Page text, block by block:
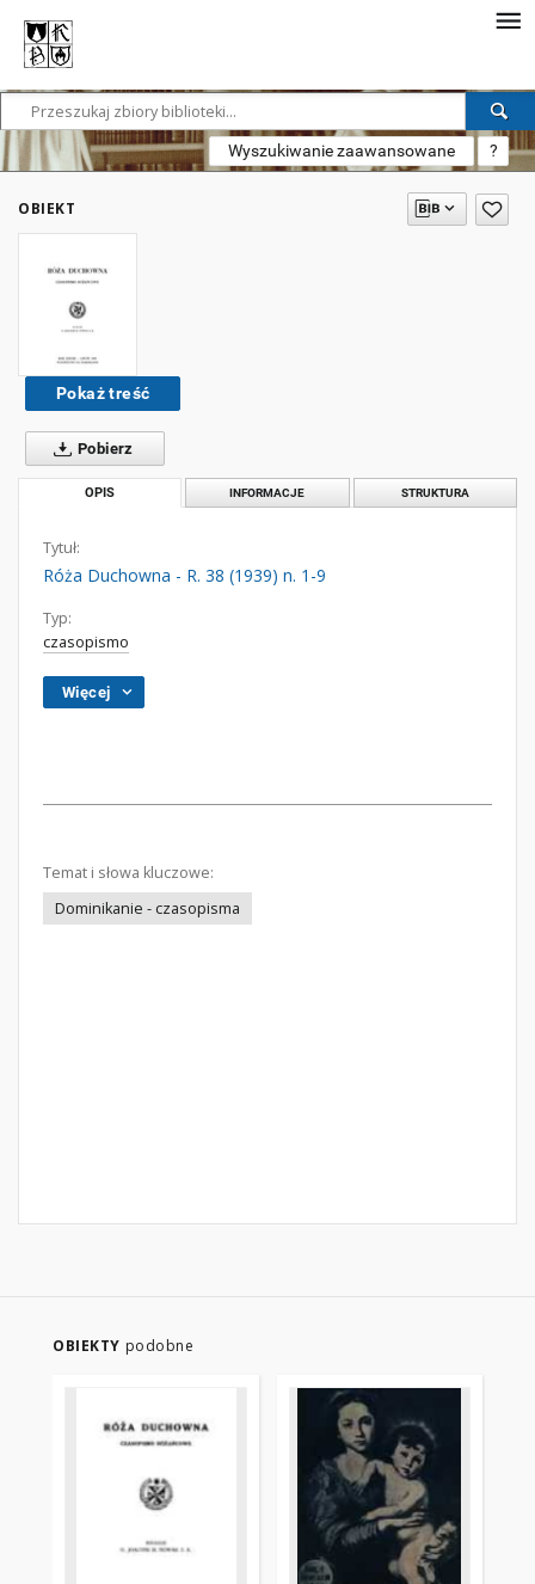
Wyszukiwanie zaawansowane ?
OBIEKT
Pokaż treść
Pobierz
OPIS INFORMACJE STRUKTURA
Tytuł:
Róża Duchowna - R. 38 (1939) n. 1-9
Typ:
czasopismo
Więcej
Temat i słowa kluczowe:
Dominikanie - czasopisma
OBIEKTY podobne